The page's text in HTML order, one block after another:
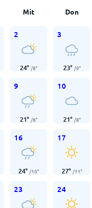
Mit Don
2
24° /8°
3
23° /9°
9
21° /8°
10
21° /8°
16
24° /10°
17
27° /11°
23 24